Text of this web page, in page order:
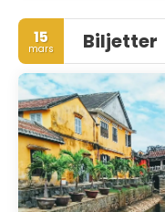
15
mars Biljetter